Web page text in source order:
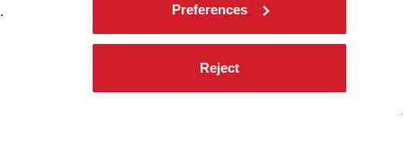
Preferences
Reject